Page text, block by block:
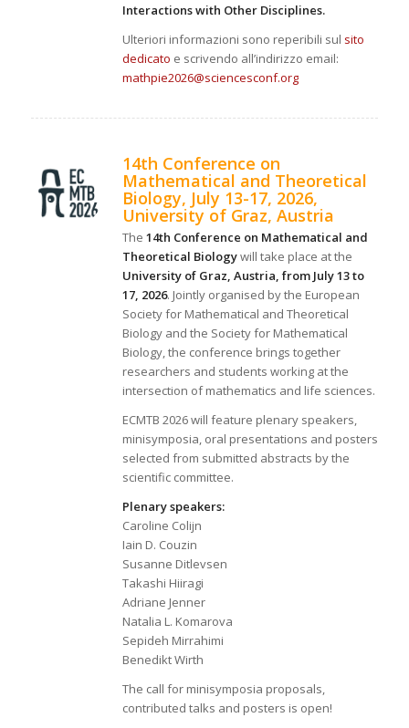
Interactions with Other Disciplines.
Ulteriori informazioni sono reperibili sul sito
dedicato e scrivendo all’indirizzo email:
mathpie2026@sciencesconf.org
14th Conference on
Mathematical and Theoretical
Biology, July 13-17, 2026,
University of Graz, Austria
The 14th Conference on Mathematical and
Theoretical Biologywill take place at the
University of Graz, Austria, from July 13 to
17, 2026. Jointly organised by the European
Society for Mathematical and Theoretical
Biology and the Society for Mathematical
Biology, the conference brings together
researchers and students working at the
intersection of mathematics and life sciences.
ECMTB 2026 will feature plenary speakers,
minisymposia, oral presentations and posters
selected from submitted abstracts by the
scientific committee.
Plenary speakers:
Caroline Colijn
Iain D. Couzin
Susanne Ditlevsen
Takashi Hiiragi
Adriane Jenner
Natalia L. Komarova
Sepideh Mirrahimi
Benedikt Wirth
The call for minisymposia proposals,
contributed talks and posters is open!